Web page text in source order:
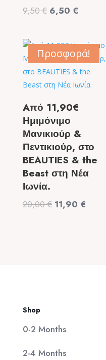
9,50€ Original
9,50 €.
6,50 €
είναι:
6,50 €.
Προσφορά!
Aπό 11,90€
Ημιμόνιμο
Μανικιούρ &
Πεντικιούρ, στο
BEAUTIES & the
Beast στη Νέα
Ιωνία.
20,00€ Original
11,90 €
Shop
0-2 Months
2-4 Months